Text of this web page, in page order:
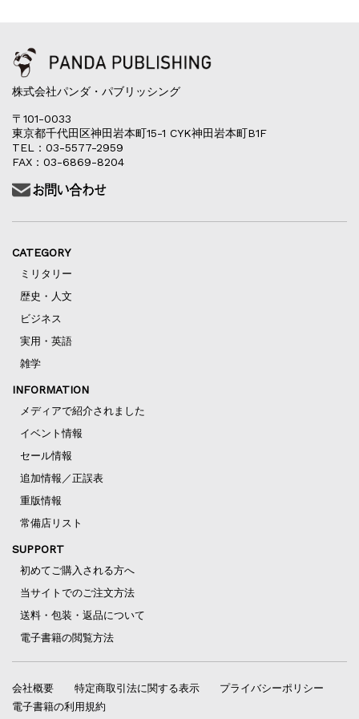
株式会社パンダ・パブリッシング
〒101-0033
東京都千代田区神田岩本町15-1 CYK神田岩本町B1F
TEL：03-5577-2959
FAX：03-6869-8204
CATEGORY
ミリタリー
歴史・人文
ビジネス
実用・英語
雑学
INFORMATION
メディアで紹介されました
イベント情報
セール情報
追加情報／正誤表
重版情報
常備店リスト
SUPPORT
初めてご購入される方へ
当サイトでのご注文方法
送料・包装・返品について
電子書籍の閲覧方法
会社概要 特定商取引法に関する表示
プライバシーポリシー
電子書籍の利用規約